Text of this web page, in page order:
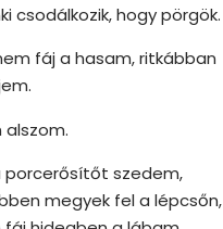
csodálkozik, hogy pörgök.
fáj a hasam, ritkábban
porcerősítőt szedem,
megyek fel a lépcsőn,